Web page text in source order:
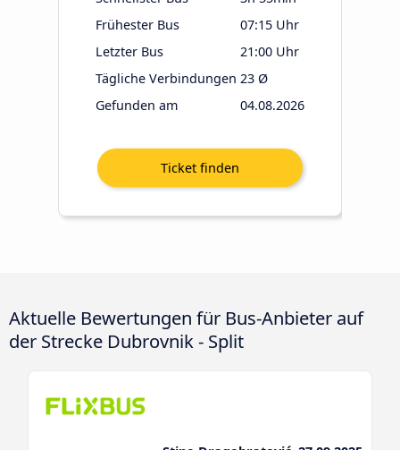
Frühester Bus
07:15 Uhr
Letzter Bus
21:00 Uhr
Tägliche Verbindungen 23 Ø
Gefunden am
04.08.2026
Aktuelle Bewertungen für Bus-Anbieter auf
der Strecke Dubrovnik - Split